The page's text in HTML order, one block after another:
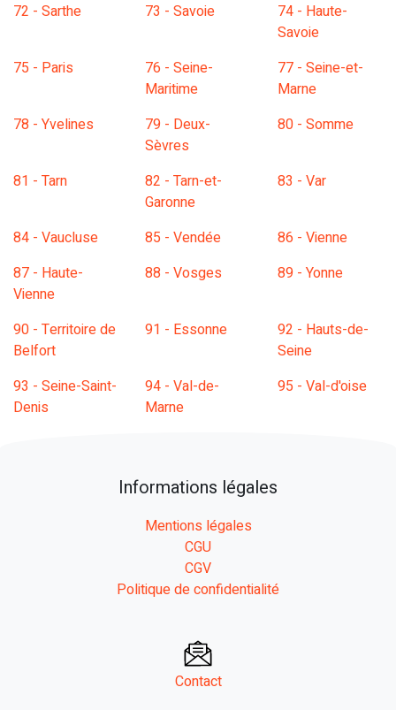
72 - Sarthe
73 - Savoie
74 - Haute-
Savoie
75 - Paris
76 - Seine-
Maritime
77 - Seine-et-
Marne
78 - Yvelines
79 - Deux-
Sèvres
80 - Somme
81 - Tarn
82 - Tarn-et-
Garonne
83 - Var
84 - Vaucluse 85 - Vendée
86 - Vienne
87 - Haute-
Vienne
88 - Vosges 89 - Yonne
90 - Territoire de
Belfort
91 - Essonne
92 - Hauts-de-
Seine
93 - Seine-Saint-
Denis
94 - Val-de-
Marne
95 - Val-d'oise
Informations légales
Mentions légales
CGU
CGV
Politique de confidentialité
Contact